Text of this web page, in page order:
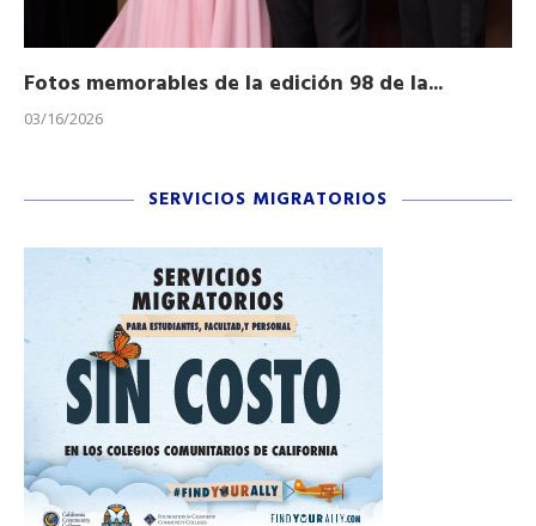
Fotos memorables de la edición 98 de la...
03/16/2026
SERVICIOS MIGRATORIOS